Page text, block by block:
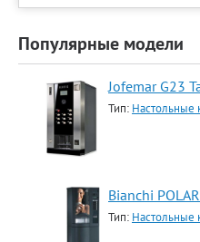
Популярные модели
Jofemar G23
Тип: Настольные
Bianchi
Тип: Настольные